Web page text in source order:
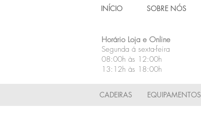
INÍCIO SOBRE NÓS
Horário Loja e Online
Segunda á sexta-feira
08:00h às 12:00h
13:12h às 18:00h
CADEIRAS EQUIPAMENTOS